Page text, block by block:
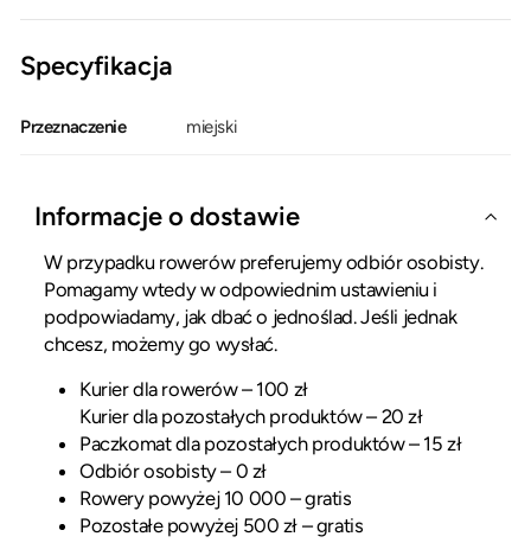
Specyfikacja
Przeznaczenie miejski
Informacje o dostawie
W przypadku rowerów preferujemy odbiór osobisty.
Pomagamy wtedy w odpowiednim ustawieniu i
podpowiadamy, jak dbać o jednoślad. Jeśli jednak
chcesz, możemy go wysłać.
Kurier dla rowerów – 100 zł
Kurier dla pozostałych produktów – 20 zł
Paczkomat dla pozostałych produktów – 15 zł
Odbiór osobisty – 0 zł
Rowery powyżej 10 000 – gratis
Pozostałe powyżej 500 zł – gratis